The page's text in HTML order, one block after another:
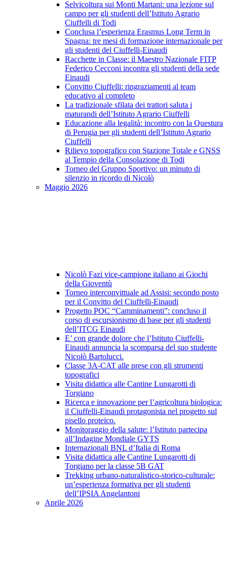
Selvicoltura sui Monti Martani: una lezione sul
campo per gli studenti dell’Istituto Agrario
Ciuffelli di Todi
Conclusa l’esperienza Erasmus Long Term in
Spagna: tre mesi di formazione internazionale per
gli studenti del Ciuffelli-Einaudi
Racchette in Classe: il Maestro Nazionale FITP
Federico Cecconi incontra gli studenti della sede
Einaudi
Convitto Ciuffelli: ringraziamenti al team
educativo al completo
La tradizionale sfilata dei trattori saluta i
maturandi dell’Istituto Agrario Ciuffelli
Educazione alla legalità: incontro con la Questura
di Perugia per gli studenti dell’Istituto Agrario
Ciuffelli
Rilievo topografico con Stazione Totale e GNSS
al Tempio della Consolazione di Todi
Torneo del Gruppo Sportivo: un minuto di
silenzio in ricordo di Nicolò
Maggio 2026
Nicolò Fazi vice-campione italiano ai Giochi
della Gioventù
Torneo interconvittuale ad Assisi: secondo posto
per il Convitto del Ciuffelli-Einaudi
Progetto POC “Camminamenti”: concluso il
corso di escursionismo di base per gli studenti
dell’ITCG Einaudi
E’ con grande dolore che l’Istituto Ciuffelli-
Einaudi annuncia la scomparsa del suo studente
Nicolò Bartolucci.
Classe 3A-CAT alle prese con gli strumenti
topografici
Visita didattica alle Cantine Lungarotti di
Torgiano
Ricerca e innovazione per l’agricoltura biologica:
il Ciuffelli-Einaudi protagonista nel progetto sul
pisello proteico.
Monitoraggio della salute: l’Istituto partecipa
all’Indagine Mondiale GYTS
Internazionali BNL d’Italia di Roma
Visita didattica alle Cantine Lungarotti di
Torgiano per la classe 5B GAT
Trekking urbano-naturalistico-storico-culturale:
un’esperienza formativa per gli studenti
dell’IPSIA Angelantoni
Aprile 2026